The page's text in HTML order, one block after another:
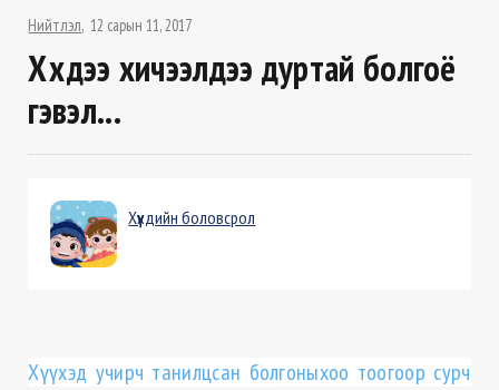
Нийтлэл 12 сарын 11, 2017
Хүүхдээ хичээлдээ дуртай болгоё
гэвэл...
Хүүхдийн боловсрол
Хүүхэд учирч танилцсан болгоныхоо тоогоор сурч